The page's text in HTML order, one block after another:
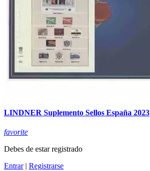
LINDNER Suplemento Sellos España 2023
favorite
Debes de estar registrado
Entrar| Registrarse